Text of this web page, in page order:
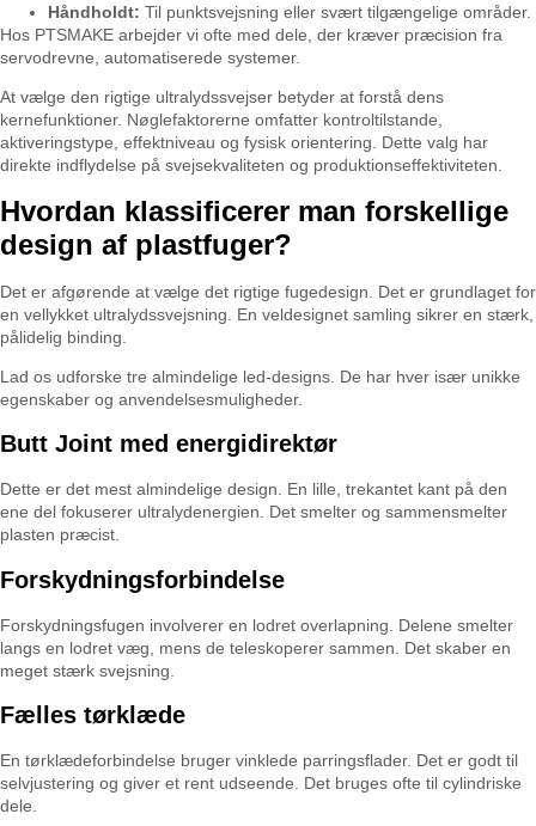
Håndholdt: Til punktsvejsning eller svært tilgængelige områder.
Hos PTSMAKE arbejder vi ofte med dele, der kræver præcision fra
servodrevne, automatiserede systemer.
At vælge den rigtige ultralydssvejser betyder at forstå dens
kernefunktioner. Nøglefaktorerne omfatter kontroltilstande,
aktiveringstype, effektniveau og fysisk orientering. Dette valg har
direkte indflydelse på svejsekvaliteten og produktionseffektiviteten.
Hvordan klassificerer man forskellige
design af plastfuger?
Det er afgørende at vælge det rigtige fugedesign. Det er grundlaget for
en vellykket ultralydssvejsning. En veldesignet samling sikrer en stærk,
pålidelig binding.
Lad os udforske tre almindelige led-designs. De har hver især unikke
egenskaber og anvendelsesmuligheder.
Butt Joint med energidirektør
Dette er det mest almindelige design. En lille, trekantet kant på den
ene del fokuserer ultralydenergien. Det smelter og sammensmelter
plasten præcist.
Forskydningsforbindelse
Forskydningsfugen involverer en lodret overlapning. Delene smelter
langs en lodret væg, mens de teleskoperer sammen. Det skaber en
meget stærk svejsning.
Fælles tørklæde
En tørklædeforbindelse bruger vinklede parringsflader. Det er godt til
selvjustering og giver et rent udseende. Det bruges ofte til cylindriske
dele.